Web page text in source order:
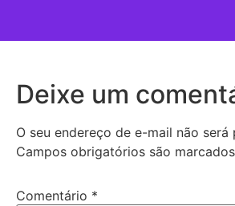
Deixe um
O seu endereço de e-mail não será
Campos obrigatórios são
Comentário *